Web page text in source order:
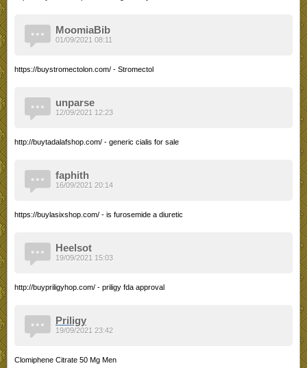
MoomiaBib
https://buystromectolon.com/ - Stromectol
01/09/2021 08:11
unparse
http://buytadalafshop.com/ - generic cialis for sale
12/09/2021 12:23
faphith
https://buylasixshop.com/ - is furosemide a diuretic
16/09/2021 20:14
Heelsot
http://buypriligyhop.com/ - priligy fda approval
19/09/2021 15:03
Priligy
Clomiphene Citrate 50 Mg Men
19/09/2021 23:42